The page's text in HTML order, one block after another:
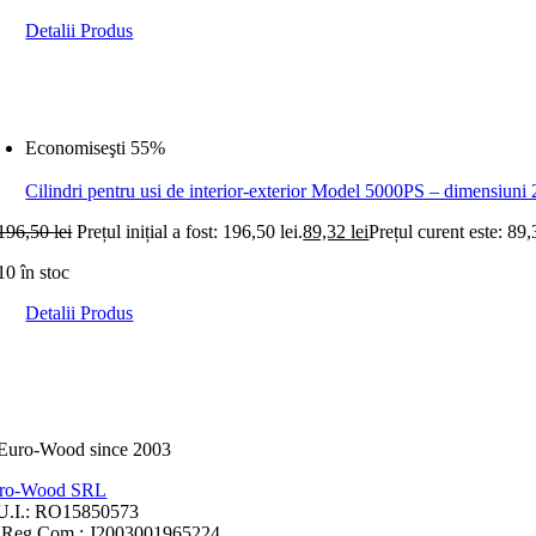
Detalii Produs
Economiseşti 55%
Cilindri pentru usi de interior-exterior Model 5000PS – dimensiuni
lei Prețul inițial a fost: 196,50 lei.89,32leiPrețul curent este:
în stoc
Detalii Produs
Wood SRL
RO15850573